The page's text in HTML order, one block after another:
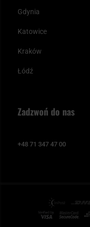
Gdynia
Katowice
Kraków
Łódź
Zadzwoń do nas
+48 71 347 47 00